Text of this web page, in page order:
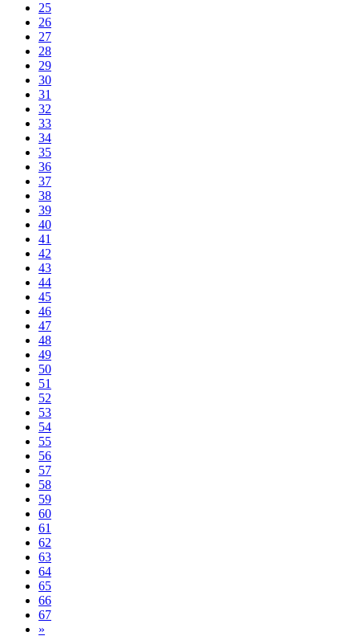
25
26
27
28
29
30
31
32
33
34
35
36
37
38
39
40
41
42
43
44
45
46
47
48
49
50
51
52
53
54
55
56
57
58
59
60
61
62
63
64
65
66
67
»